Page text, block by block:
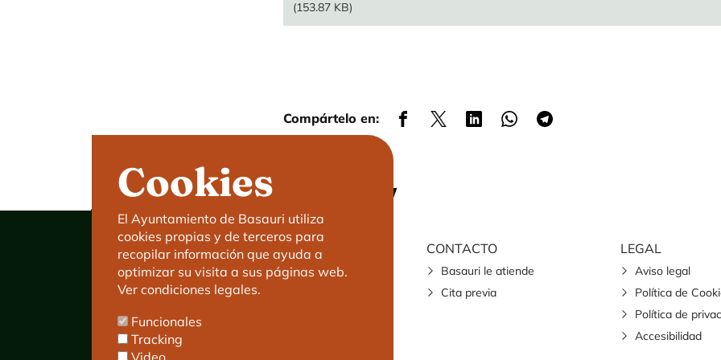
(153.87 KB)
Compártelo en:
Cookies
El Ayuntamiento de Basauri utiliza
cookies propias y de terceros para
recopilar información que ayuda a
optimizar su visita a sus páginas web.
Ver condiciones legales.
Funcionales
Tracking
Video
C/ Kareaga Goikoa 52.
C.P:48970 Basauri.
CONTACTO
Basauri le atiende
Cita previa
LEGAL
Aviso legal
Política de
Política de
Accesibilidad